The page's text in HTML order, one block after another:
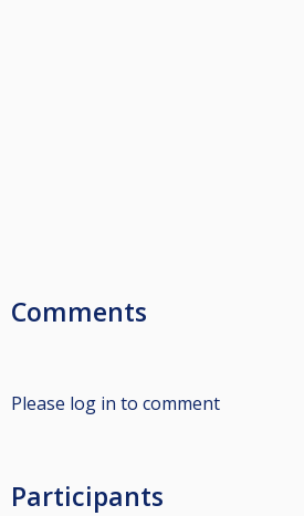
Comments
Please log in to comment
Participants